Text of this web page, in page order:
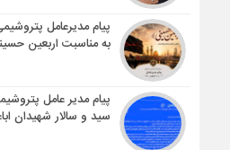
پیام مدیرعامل
به مناسبت اربعین
پیام مدیر عامل
سید و سالار شهیدان